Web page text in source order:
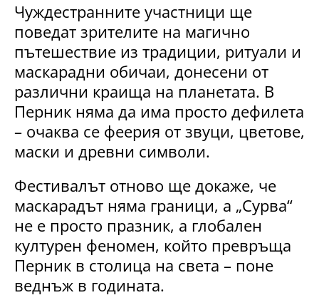
Чуждестранните участници ще
поведат зрителите на магично
пътешествие из традиции, ритуали и
маскарадни обичаи, донесени от
различни краища на планетата. В
Перник няма да има просто дефилета
– очаква се феерия от звуци, цветове,
маски и древни символи.
Фестивалът отново ще докаже, че
маскарадът няма граници, а „Сурва“
не е просто празник, а глобален
културен феномен, който превръща
Перник в столица на света – поне
веднъж в годината.